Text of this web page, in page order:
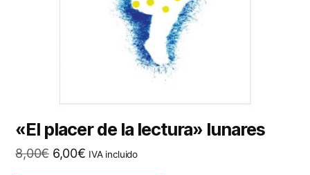
«El placer de la lectura» lunares
8,00€ El
6,00€ElIVA incluido